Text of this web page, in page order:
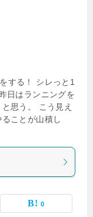
する！ シレっと1
日はランニングを
思う。 こう見え
ことが山積し
0